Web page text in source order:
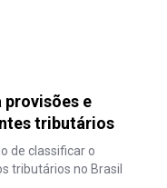
provisões e
tributários
de classificar o
tributários no Brasil